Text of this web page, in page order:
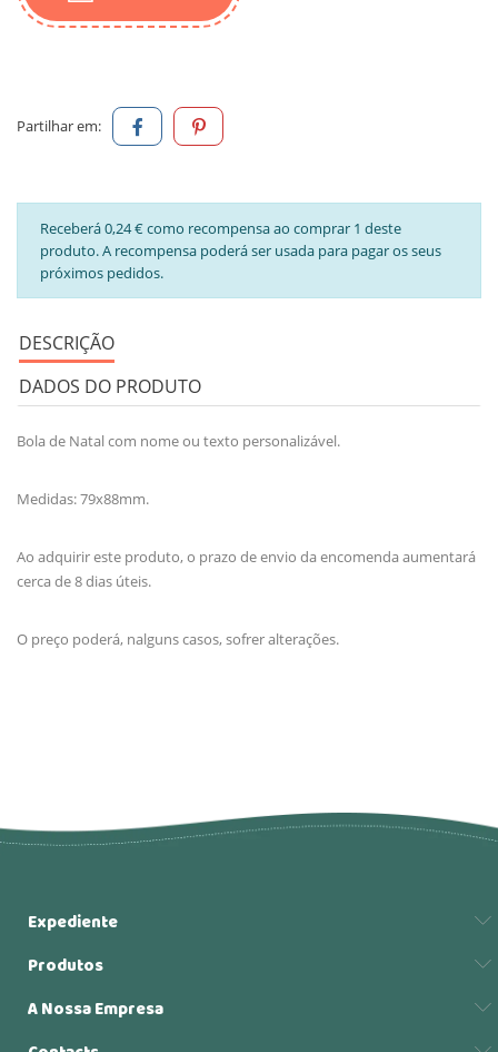
Partilhar em:
Receberá 0,24 € como recompensa ao comprar 1 deste
produto. A recompensa poderá ser usada para pagar os seus
próximos pedidos.
DESCRIÇÃO
DADOS DO PRODUTO
Bola de Natal com nome ou texto personalizável.
Medidas: 79x88mm.
Ao adquirir este produto, o prazo de envio da encomenda aumentará
cerca de 8 dias úteis.
O preço poderá, nalguns casos, sofrer alterações.
Expediente
Produtos
A Nossa Empresa